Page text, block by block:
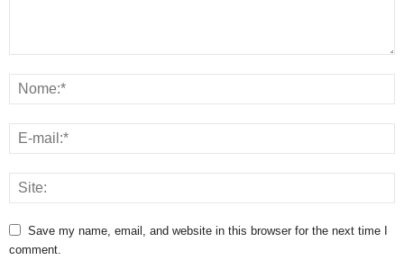
Save my name, email, and website in this browser for the next time I
comment.